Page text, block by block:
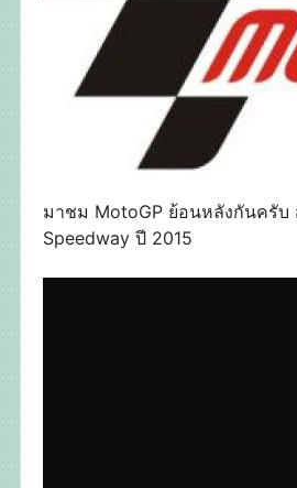
มาชม MotoGP ย้อนหลังกันครับ
Speedway ปี 2015